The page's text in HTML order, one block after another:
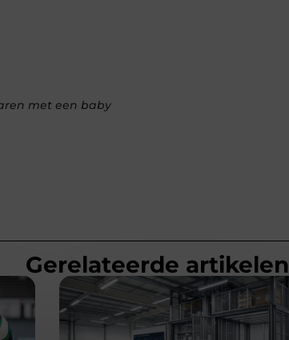
met een baby
Gerelateerde artikelen